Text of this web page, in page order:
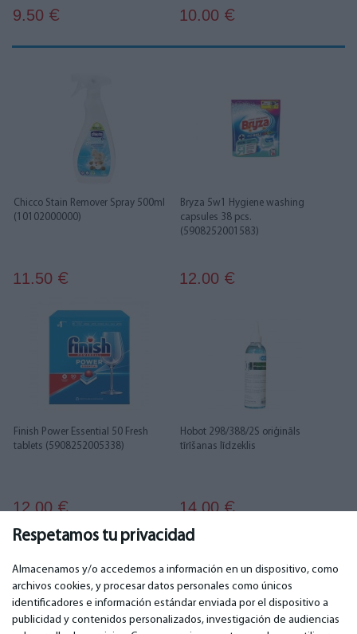
Respetamos tu privacidad
Almacenamos y/o accedemos a información en un dispositivo, como
archivos cookies, y procesar datos personales como únicos
identificadores e información estándar enviada por el dispositivo a
publicidad y contenidos personalizados, investigación de audiencias
9.50 € 10.00 €
Chicco Stain Remover Spray 500ml
(10102000000)
11.50 €
Bryza 5w1 Hygiene washing
capsules 38 pcs.
(5908252001583)
12.00 €
Finish Power Essential 50 Fresh
tablets (5908252005338)
12.00€
Hobot 298/388/2S oriģināls
tīrīšanas līdzeklis
14.00€
IMPORTANTE CONTACTOS